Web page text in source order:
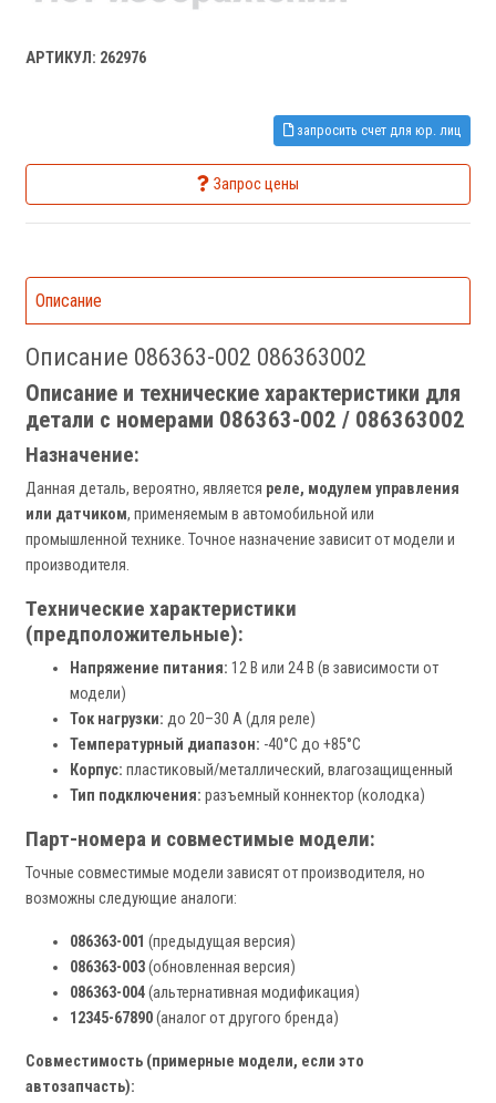
АРТИКУЛ: 262976
запросить счет для юр. лиц
Запрос цены
Описание
Описание 086363-002 086363002
Описание и технические характеристики для
детали с номерами 086363-002 / 086363002
Назначение:
Данная деталь, вероятно, является реле, модулем управления
или датчиком, применяемым в автомобильной или
промышленной технике. Точное назначение зависит от модели и
производителя.
Технические характеристики
(предположительные):
Напряжение питания: 12 В или 24 В (в зависимости от
модели)
Ток нагрузки: до 20–30 А (для реле)
Температурный диапазон: -40°C до +85°C
Корпус: пластиковый/металлический, влагозащищенный
Тип подключения: разъемный коннектор (колодка)
Парт-номера и совместимые модели:
Точные совместимые модели зависят от производителя, но
возможны следующие аналоги:
086363-001 (предыдущая версия)
086363-003(обновленная версия)
086363-004(альтернативная модификация)
12345-67890(аналог от другого бренда)
Совместимость (примерные модели, если это
автозапчасть):